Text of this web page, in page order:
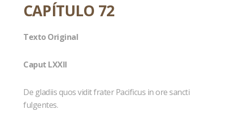
CAPÍTULO 72
Texto Original
Caput LXXII
De gladiis quos vidit frater Pacificus in ore sancti
fulgentes.